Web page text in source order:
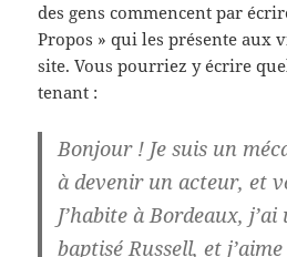
des gens commencent par
Propos » qui les présente aux
site. Vous pourriez y écrire
tenant :
Bonjour ! Je suis un
à devenir un acteur, et
J’habite à Bordeaux,
baptisé Russell, et